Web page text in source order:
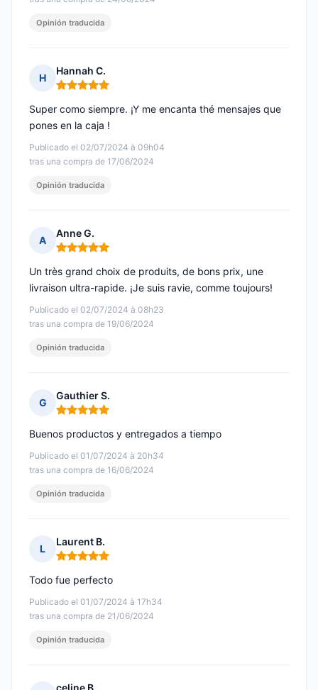
Opinión traducida
H
Hannah C.
Nota: 5 de 5
Publicado el 02/07/2024 à 09h04
tras una compra de 17/06/2024
Super como siempre. ¡Y me encanta thé mensajes que
pones en la caja !
Opinión traducida
A
Anne G.
Nota: 5 de 5
Publicado el 02/07/2024 à 08h23
tras una compra de 19/06/2024
Un très grand choix de produits, de bons prix, une
livraison ultra-rapide. ¡Je suis ravie, comme toujours!
Opinión traducida
G
Gauthier S.
Nota: 5 de 5
Publicado el 01/07/2024 à 20h34
tras una compra de 16/06/2024
Buenos productos y entregados a tiempo
Opinión traducida
L
Laurent B.
Nota: 5 de 5
Publicado el 01/07/2024 à 17h34
tras una compra de 21/06/2024
Todo fue perfecto
Opinión traducida